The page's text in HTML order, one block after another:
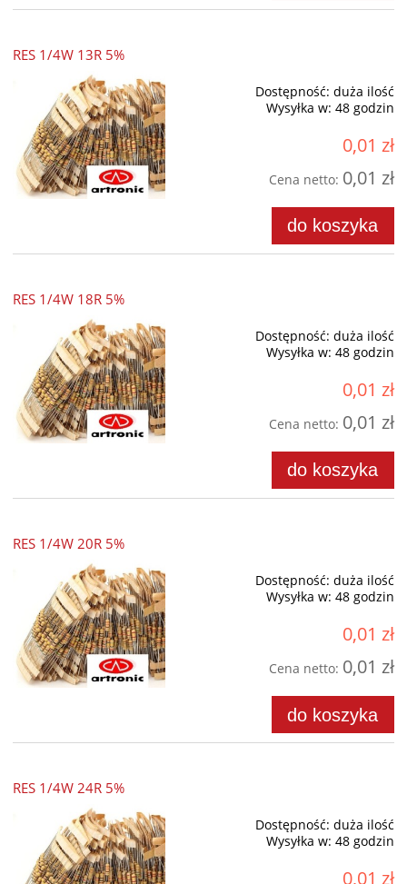
RES 1/4W 13R 5%
Dostępność: duża ilość
Wysyłka w: 48 godzin
0,01 zł
Cena netto: 0,01 zł
do koszyka
RES 1/4W 18R 5%
Dostępność: duża ilość
Wysyłka w: 48 godzin
0,01 zł
Cena netto: 0,01 zł
do koszyka
RES 1/4W 20R 5%
Dostępność: duża ilość
Wysyłka w: 48 godzin
0,01 zł
Cena netto: 0,01 zł
do koszyka
RES 1/4W 24R 5%
Dostępność: duża ilość
Wysyłka w: 48 godzin
0,01 zł